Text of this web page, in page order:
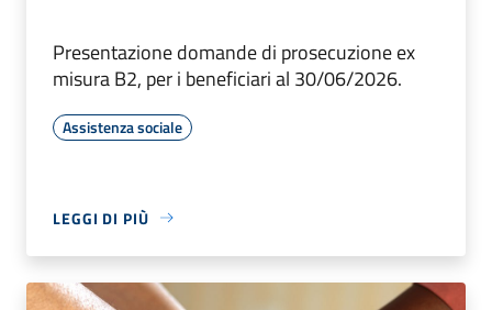
Presentazione domande di prosecuzione ex
misura B2, per i beneficiari al 30/06/2026.
Assistenza sociale
LEGGI DI PIÙ